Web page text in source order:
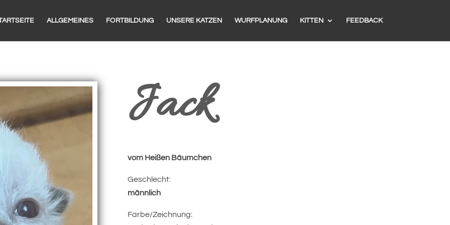
ALLGEMEINES FORTBILDUNG UNSERE KATZEN WURFPLANUNG KITTEN FEEDBACK
Jack
vom Heißen Bäumchen
Geschlecht:
männlich
Farbe/Zeichnung: